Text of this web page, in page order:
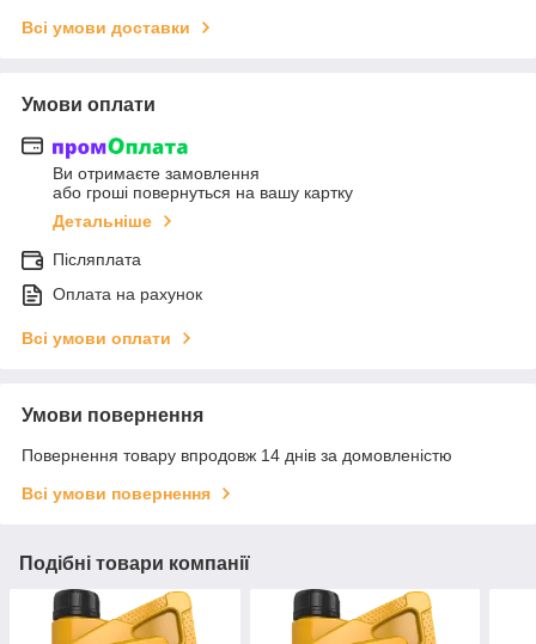
Всі умови доставки
Умови оплати
Ви отримаєте замовлення
або гроші повернуться на вашу картку
Детальніше
Післяплата
Оплата на рахунок
Всі умови оплати
Умови повернення
Повернення товару впродовж 14 днів за домовленістю
Всі умови повернення
Подібні товари компанії